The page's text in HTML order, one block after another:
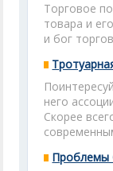
Торговое
товара и
и бог
него
Скорее
Проблемы